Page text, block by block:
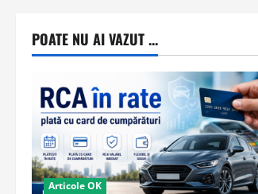
POATE NU AI VAZUT ...
Articole OK